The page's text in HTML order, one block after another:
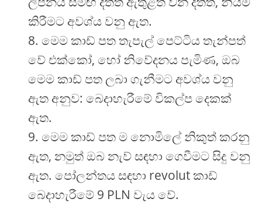
කිරීමට අවශ්ය වනු ඇත.
මෙම කාඩ් පත තැපැල් පෙට්ටිය තැන්පත්
වේ එක්කෝ, හෝ නිවේදනය පැමිණ, ඔබ
මෙම කාඩ් පත ලබා ගැනීමට අවශ්ය වනු
ඇත අනුව: බෙදාහැරීමේ විකල්ප දෙකක්
ඇත.
මෙම කාඩ් පත ම නොමිලේ නිකුත් කරනු
ඇත, නමුත් ඔබ නැව් සඳහා ගෙවීමට සිදු වනු
ඇත. පෝලන්තය සඳහා revolut කාඩ්
බෙදාහැරීමේ 9 PLN වැය වේ.